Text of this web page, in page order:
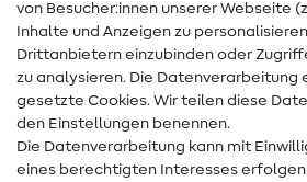
Hilfe & Kontakt
Kontakt
Infos zum Betreiberwechsel
Widerrufsrecht
von Besucher:innen unserer Webseite
Inhalte und Anzeigen zu
Drittanbietern einzubinden oder
zu analysieren. Die Datenverarbeitung
gesetzte Cookies. Wir teilen diese
den Einstellungen benennen.
Die Datenverarbeitung kann mit
eines berechtigten Interesses